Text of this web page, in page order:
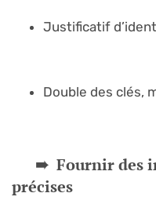
Justificatif
Double des clés,
Fournir des
précises